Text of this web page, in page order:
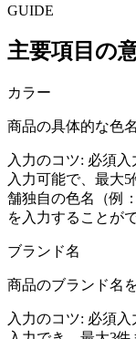
GUIDE
主要項目の
カラー
商品の具体的な色
入力のコツ: 必須入
入力可能で、最大
舗独自の色名（例
を入力することが
ブランド名
商品のブランド名
入力のコツ: 必須入